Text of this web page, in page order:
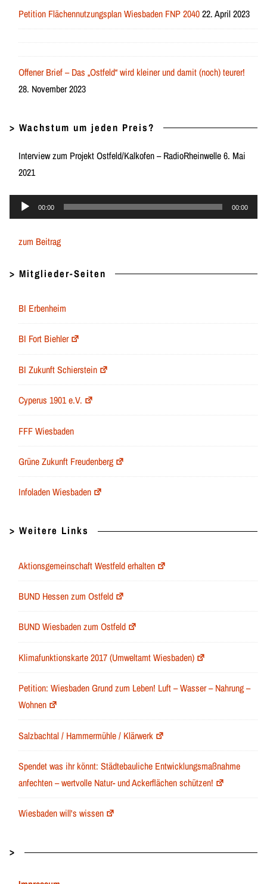
Petition Flächennutzungsplan Wiesbaden FNP 204022. April 2023
Offener Brief – Das „Ostfeld“ wird kleiner und damit (noch) teurer!
28. November 2023
> Wachstum um jeden Preis?
Interview zum Projekt Ostfeld/Kalkofen – RadioRheinwelle 6. Mai
2021
Audio-
Player
00:00 00:00
zum Beitrag
> Mitglieder-Seiten
BI Erbenheim
BI Fort Biehler
BI Zukunft Schierstein
Cyperus 1901 e.V.
FFF Wiesbaden
Grüne Zukunft Freudenberg
Infoladen Wiesbaden
> Weitere Links
Aktionsgemeinschaft Westfeld erhalten
BUND Hessen zum Ostfeld
BUND Wiesbaden zum Ostfeld
Klimafunktionskarte 2017 (Umweltamt Wiesbaden)
Petition: Wiesbaden Grund zum Leben! Luft – Wasser – Nahrung –
Wohnen
Salzbachtal / Hammermühle / Klärwerk
Spendet was ihr könnt: Städtebauliche Entwicklungsmaßnahme
anfechten – wertvolle Natur- und Ackerflächen schützen!
Wiesbaden will's wissen
>